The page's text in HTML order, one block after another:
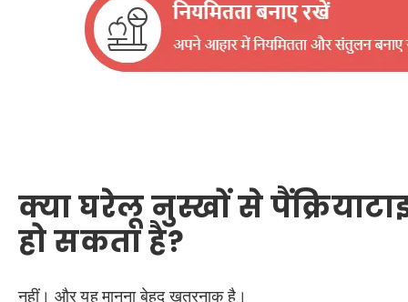
क्या घरेलू नुस्खों से
हो सकता है?
नहीं। और यह मानना बेहद ख़तरनाक है।